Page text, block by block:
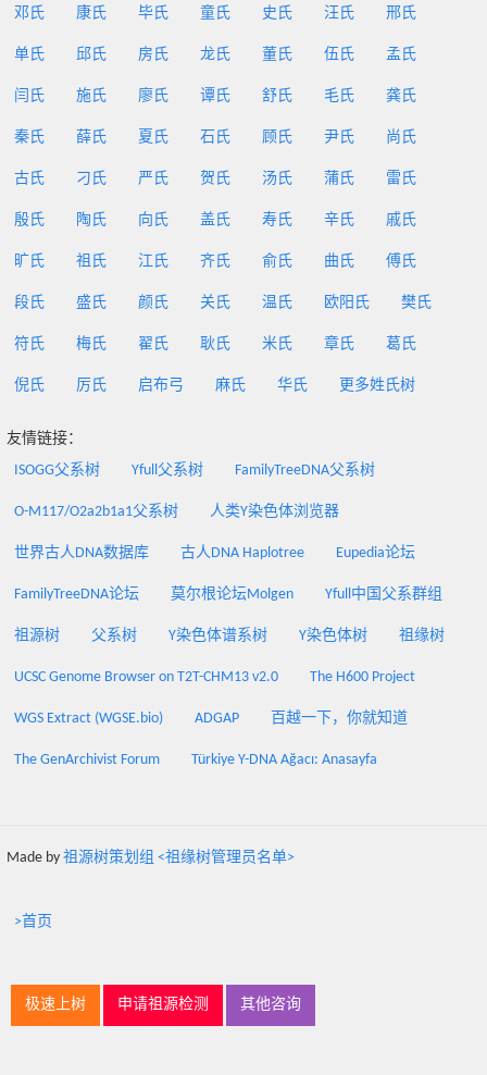
邓氏 康氏 毕氏 童氏 史氏 汪氏 邢氏
单氏 邱氏 房氏 龙氏 董氏 伍氏 孟氏
闫氏 施氏 廖氏 谭氏 舒氏 毛氏 龚氏
秦氏 薛氏 夏氏 石氏 顾氏 尹氏 尚氏
古氏 刁氏 严氏 贺氏 汤氏 蒲氏 雷氏
殷氏 陶氏 向氏 盖氏 寿氏 辛氏 戚氏
旷氏 祖氏 江氏 齐氏 俞氏 曲氏 傅氏
段氏 盛氏 颜氏 关氏 温氏 欧阳氏 樊氏
符氏 梅氏 翟氏 耿氏 米氏 章氏 葛氏
倪氏 厉氏 启布弓 麻氏 华氏 更多姓氏树
友情链接：
ISOGG父系树
Yfull父系树 FamilyTreeDNA父系树
O-M117/O2a2b1a1父系树 人类Y染色体浏览器
世界古人DNA数据库 古人DNA Haplotree Eupedia论坛
FamilyTreeDNA论坛 莫尔根论坛Molgen Yfull中国父系群组
祖源树 父系树 Y染色体谱系树 Y染色体树 祖缘树
UCSC Genome Browser on T2T-CHM13 v2.0 The H600 Project
WGS Extract (WGSE.bio) ADGAP 百越一下，你就知道
The GenArchivist Forum Türkiye Y-DNA Ağacı: Anasayfa
Made by 祖源树策划组 <祖缘树管理员名单>
>首页
极速上树 申请祖源检测 其他咨询